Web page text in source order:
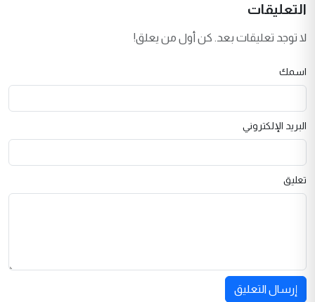
التعليقات
لا توجد تعليقات بعد. كن أول من يعلق!
اسمك
البريد الإلكتروني
تعليق
إرسال التعليق